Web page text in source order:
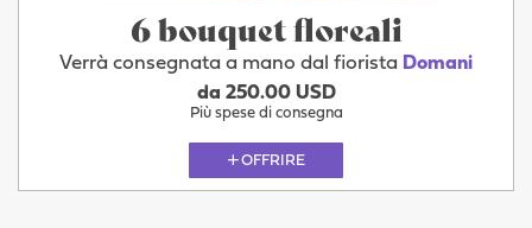
6 bouquet floreali
Verrà consegnata a mano dal fiorista Domani
da 250.00 USD
Più spese di consegna
OFFRIRE